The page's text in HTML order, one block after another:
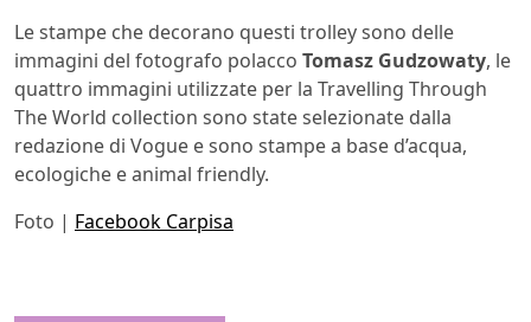
Le stampe che decorano questi trolley sono delle
immagini del fotografo polacco Tomasz Gudzowaty, le
quattro immagini utilizzate per la Travelling Through
The World collection sono state selezionate dalla
redazione di Vogue e sono stampe a base d’acqua,
ecologiche e animal friendly.
Foto | Facebook Carpisa